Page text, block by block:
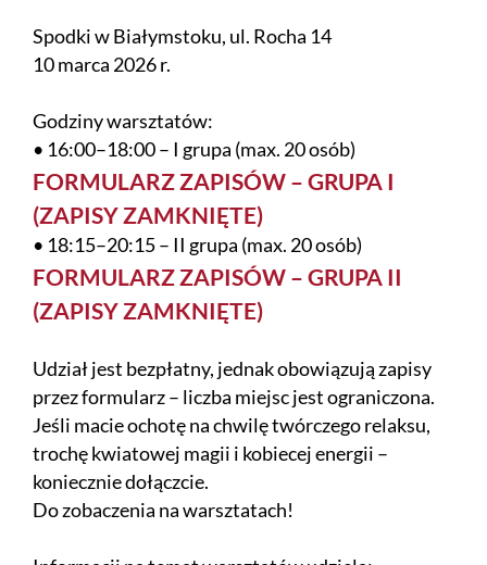
Spodki w Białymstoku, ul. Rocha 14
10 marca 2026 r.
Godziny warsztatów:
• 16:00–18:00 – I grupa (max. 20 osób)
FORMULARZ ZAPISÓW – GRUPA I
(ZAPISY ZAMKNIĘTE)
• 18:15–20:15 – II grupa (max. 20 osób)
FORMULARZ ZAPISÓW – GRUPA II
(ZAPISY ZAMKNIĘTE)
Udział jest bezpłatny, jednak obowiązują zapisy
przez formularz – liczba miejsc jest ograniczona.
Jeśli macie ochotę na chwilę twórczego relaksu,
trochę kwiatowej magii i kobiecej energii –
koniecznie dołączcie.
Do zobaczenia na warsztatach!